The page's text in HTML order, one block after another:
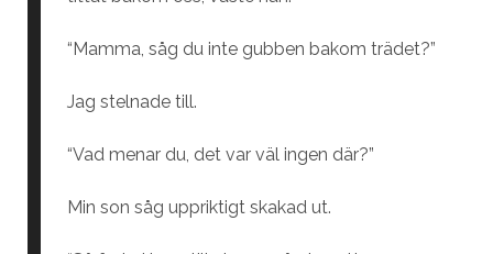
“Mamma, såg du inte gubben bakom trädet?”
Jag stelnade till.
“Vad menar du, det var väl ingen där?”
Min son såg uppriktigt skakad ut.